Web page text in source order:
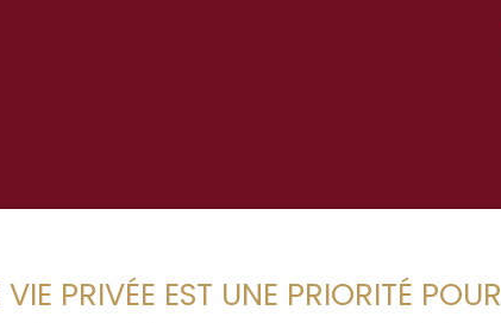
PRIVÉE EST UNE PRIORITÉ